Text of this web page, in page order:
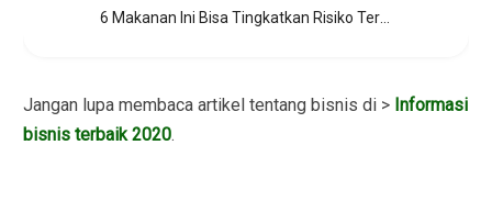
Jangan lupa membaca artikel tentang bisnis di > Informasi
bisnis terbaik 2020.